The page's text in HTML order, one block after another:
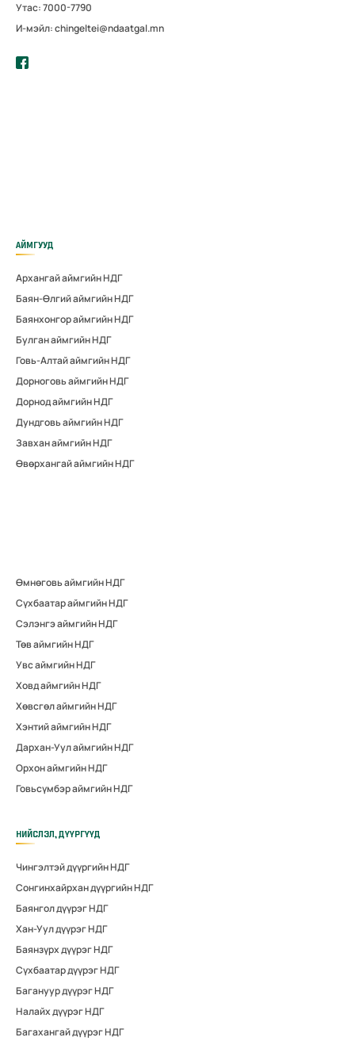
Утас: 7000-7790
И-мэйл: chingeltei@ndaatgal.mn
АЙМГУУД
Архангай аймгийн НДГ
Баян-Өлгий аймгийн НДГ
Баянхонгор аймгийн НДГ
Булган аймгийн НДГ
Говь-Алтай аймгийн НДГ
Дорноговь аймгийн НДГ
Дорнод аймгийн НДГ
Дундговь аймгийн НДГ
Завхан аймгийн НДГ
Өвөрхангай аймгийн НДГ
Өмнөговь аймгийн НДГ
Сүхбаатар аймгийн НДГ
Сэлэнгэ аймгийн НДГ
Төв аймгийн НДГ
Увс аймгийн НДГ
Ховд аймгийн НДГ
Хөвсгөл аймгийн НДГ
Хэнтий аймгийн НДГ
Дархан-Уул аймгийн НДГ
Орхон аймгийн НДГ
Говьсүмбэр аймгийн НДГ
НИЙСЛЭЛ, ДҮҮРГҮҮД
Чингэлтэй дүүргийн НДГ
Сонгинхайрхан дүүргийн НДГ
Баянгол дүүрэг НДГ
Хан-Уул дүүрэг НДГ
Баянзүрх дүүрэг НДГ
Сүхбаатар дүүрэг НДГ
Багануур дүүрэг НДГ
Налайх дүүрэг НДГ
Багахангай дүүрэг НДГ